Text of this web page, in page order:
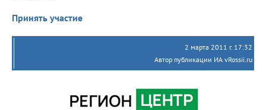
Принять участие
2 марта 2011 г. 17:32
Автор публикации ИА vRossii.ru